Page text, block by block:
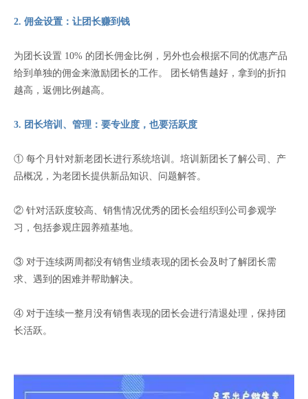
2. 佣金设置：让团长赚到钱
为团长设置 10% 的团长佣金比例，另外也会根据不同的优惠产品
给到单独的佣金来激励团长的工作。 团长销售越好，拿到的折扣
越高，返佣比例越高。
3. 团长培训、管理：要专业度，也要活跃度
① 每个月针对新老团长进行系统培训。培训新团长了解公司、产
品概况，为老团长提供新品知识、问题解答。
② 针对活跃度较高、销售情况优秀的团长会组织到公司参观学
习，包括参观庄园养殖基地。
③ 对于连续两周都没有销售业绩表现的团长会及时了解团长需
求、遇到的困难并帮助解决。
④ 对于连续一整月没有销售表现的团长会进行清退处理，保持团
长活跃。